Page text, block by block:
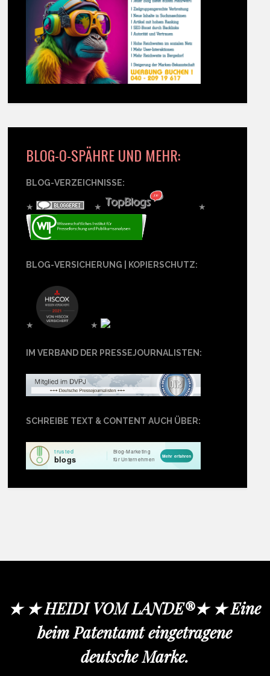
BLOG-O-SPÄHRE UND MEHR:
BLOG-VERZEICHNISSE:
★ ★ ★
BLOG-VERSICHERUNG | KOPIERSCHUTZ:
★ ★
IM VERBAND DER PRESSEJOURNALISTEN:
SCHREIBE TEXT & CONTENT AUCH ÜBER:
★ ★ HEIDI VOM LANDE®★ ★ Eine
beim Patentamt eingetragene
deutsche Marke.